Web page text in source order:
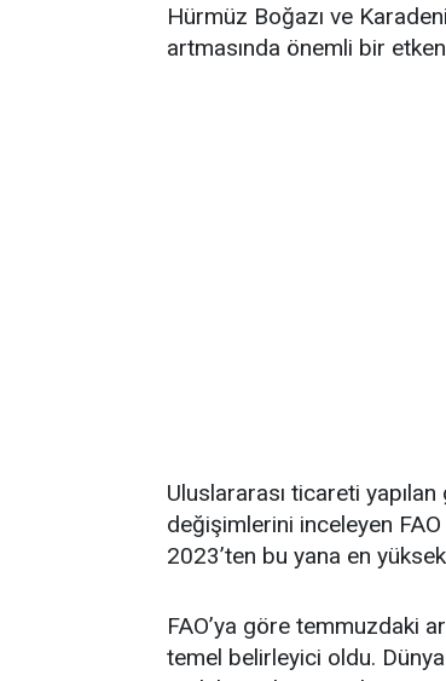
Hürmüz Boğazı ve
artmasında önemli bir
Uluslararası ticareti
değişimlerini inceleyen
2023’ten bu yana en
FAO’ya göre temmuzdaki
temel belirleyici oldu.